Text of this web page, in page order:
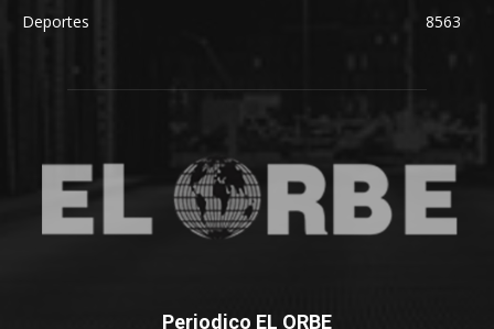
Deportes
8563
Periodico EL ORBE